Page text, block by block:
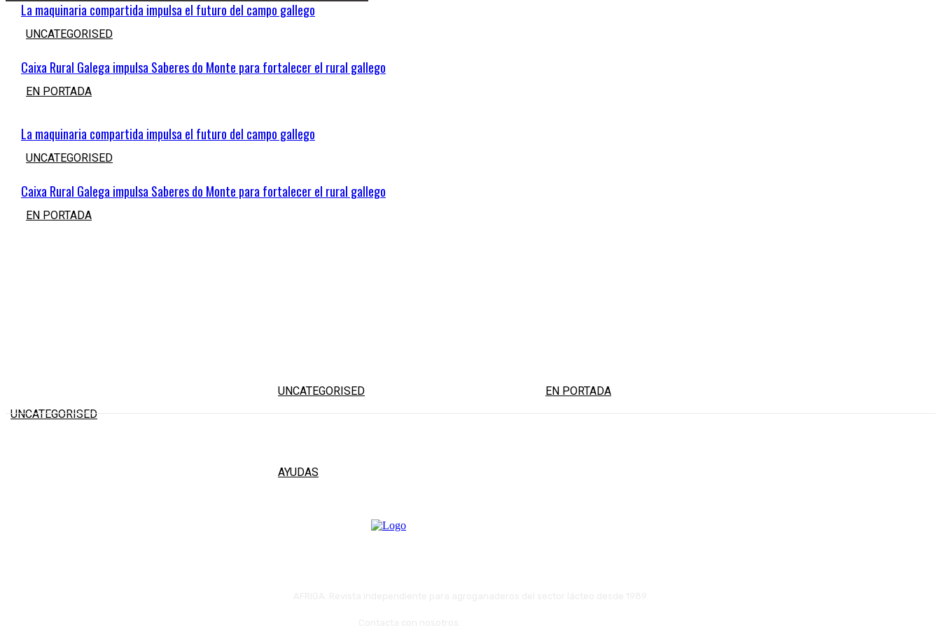
La maquinaria compartida impulsa el futuro del campo gallego
UNCATEGORISED
Caixa Rural Galega impulsa Saberes do Monte para fortalecer el rural gallego
EN PORTADA
La maquinaria compartida impulsa el futuro del campo gallego
UNCATEGORISED
Caixa Rural Galega impulsa Saberes do Monte para fortalecer el rural gallego
EN PORTADA
UNCATEGORISED
UNCATEGORISED EN PORTADA
AYUDAS